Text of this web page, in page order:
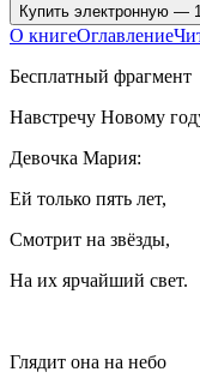
Купить электронную —
О книгеОглавление
Бесплатный фрагмент
Навстречу Новому
Девочка Мария:
Ей только пять лет,
Смотрит на звёзды,
На их ярчайший свет.
Глядит она на небо